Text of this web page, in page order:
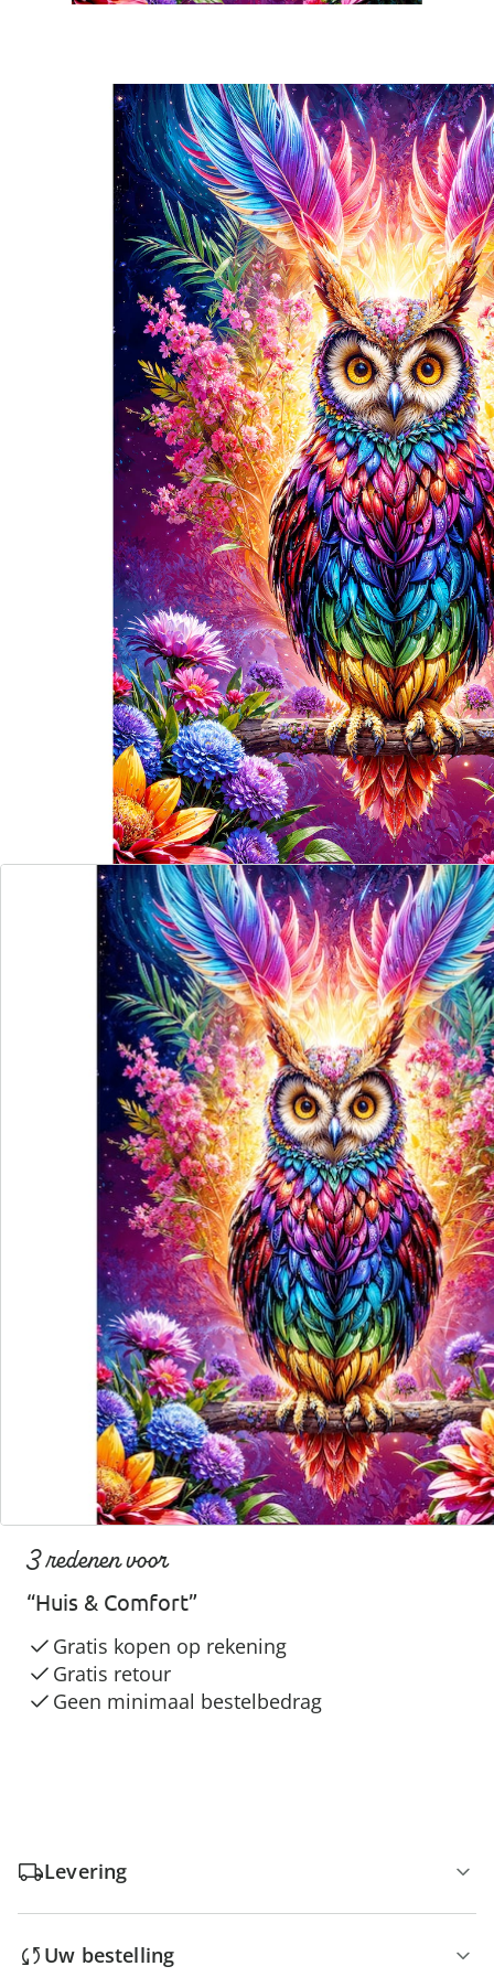
incl. btw en plus Verzendkosten
voor 1000 stukjes
In het Winkelmandje
Leverbaar binnen 4-5 werkdagen
Wat een puzzel-vuurwerk!
uniek neon-design
U krijgt gewoon niet genoeg van dit motief: lukt het u
om de majestueuze uil af te maken? Puzzelen is dubbel
zo leuk met dit indrukwekkende doel voor ogen.
Opmerkingen & producent
Beoordelingen
Direct uit de catalogus bestellen
Catalogus aanvragen
We zijn er voor u
Servicehotline
3 redenen voor
“Huis & Comfort”
Gratis kopen op rekening
Gratis retour
Geen minimaal bestelbedrag
Levering
Uw bestelling